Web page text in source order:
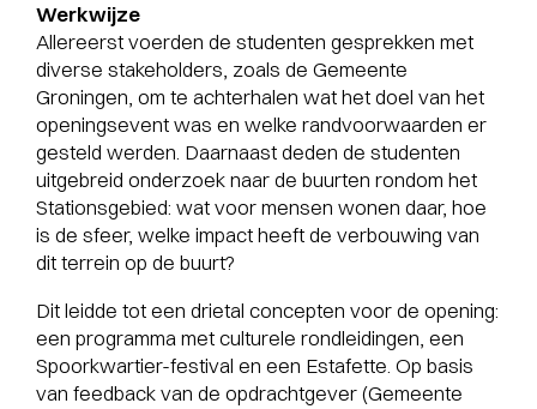
Werkwijze
Allereerst voerden de studenten gesprekken met
diverse stakeholders, zoals de Gemeente
Groningen, om te achterhalen wat het doel van het
openingsevent was en welke randvoorwaarden er
gesteld werden. Daarnaast deden de studenten
uitgebreid onderzoek naar de buurten rondom het
Stationsgebied: wat voor mensen wonen daar, hoe
is de sfeer, welke impact heeft de verbouwing van
dit terrein op de buurt?
Dit leidde tot een drietal concepten voor de opening:
een programma met culturele rondleidingen, een
Spoorkwartier-festival en een Estafette. Op basis
van feedback van de opdrachtgever (Gemeente